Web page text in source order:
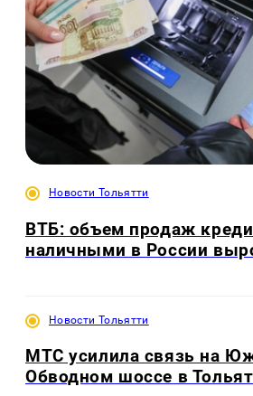
Новости Тольятти
ВТБ: объем продаж
наличными в России
Новости Тольятти
МТС усилила связь на
Обводном шоссе в